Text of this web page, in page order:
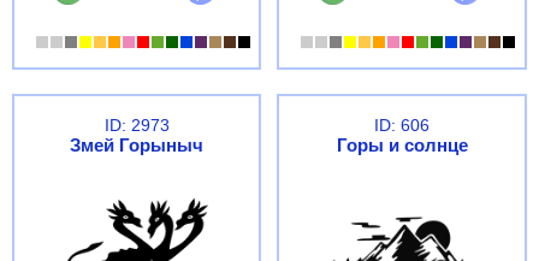
ID: 2973
Змей Горыныч
ID: 606
Горы и солнце